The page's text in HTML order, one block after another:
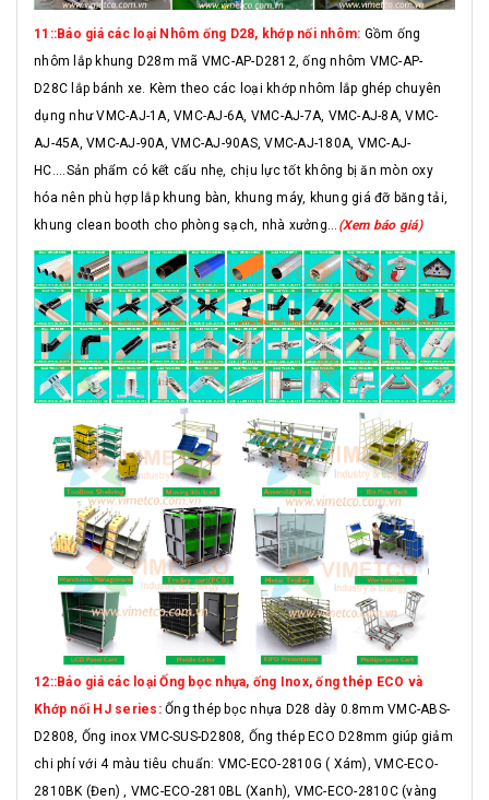
11::Báo giá các loại Nhôm ống D28, khớp nối nhôm: Gồm ống
nhôm lắp khung D28m mã VMC-AP-D2812, ống nhôm VMC-AP-
D28C lắp bánh xe. Kèm theo các loại khớp nhôm lắp ghép chuyên
dụng như VMC-AJ-1A, VMC-AJ-6A, VMC-AJ-7A, VMC-AJ-8A, VMC-
AJ-45A, VMC-AJ-90A, VMC-AJ-90AS, VMC-AJ-180A, VMC-AJ-
HC....Sản phẩm có kết cấu nhẹ, chịu lực tốt không bị ăn mòn oxy
hóa nên phù hợp lắp khung bàn, khung máy, khung giá đỡ băng tải,
khung clean booth cho phòng sạch, nhà xưởng... (Xem báo giá)
12::Báo giá các loại Ống bọc nhựa, ống Inox, ống thép ECO và
Khớp nối HJ series:Ống thép bọc nhựa D28 dày 0.8mm VMC-ABS-
D2808, Ống inox VMC-SUS-D2808, Ống thép ECO D28mm giúp giảm
chi phí với 4 màu tiêu chuẩn: VMC-ECO-2810G ( Xám), VMC-ECO-
2810BK (Đen) , VMC-ECO-2810BL (Xanh), VMC-ECO-2810C (vàng